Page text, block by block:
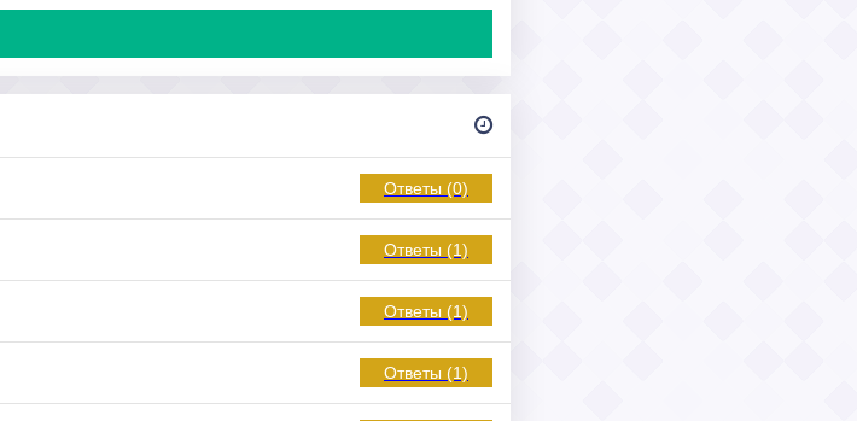
Ответы (0)
Ответы (1)
Ответы (1)
Ответы (1)